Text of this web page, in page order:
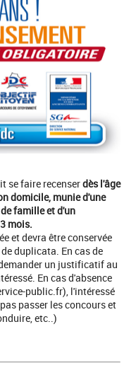
se faire recenserdès l'âge
domicile, munie d'une
famille et d'un
mois.
et devra être conservée
duplicata. En cas de
un justificatif au
En cas d'absence
public.fr), l'intéressé
passer les concours et
etc..)